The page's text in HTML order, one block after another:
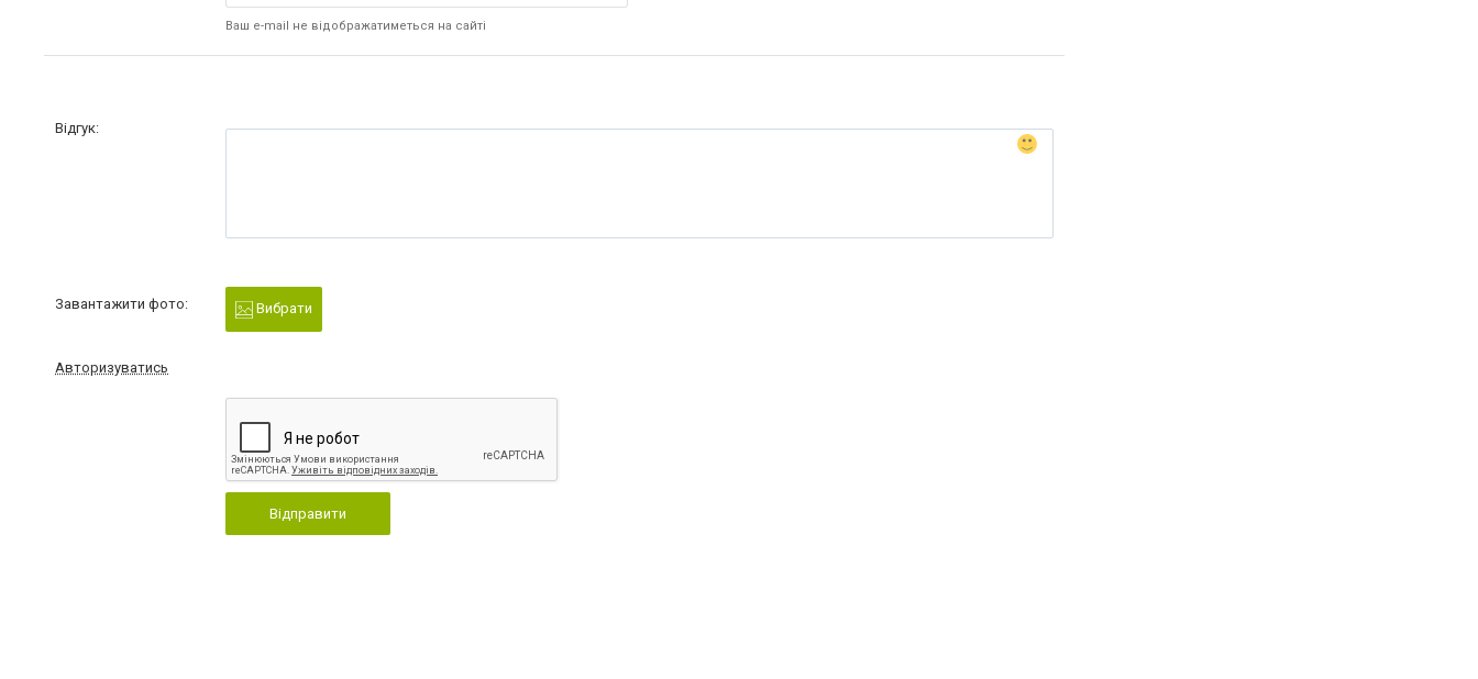
Ваш e-mail не відображатиметься на сайті
Відгук:
Завантажити фото: Вибрати
Авторизуватись
Відправити